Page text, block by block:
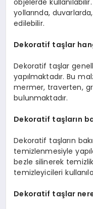
yollarında,
edilebilir.
Dekoratif taşlar
Dekoratif taşlar
yapılmaktadır. Bu
mermer, traverten,
bulunmaktadır.
Dekoratif taşların
Dekoratif taşların
temizlenmesiyle
bezle silinerek
temizleyicileri
Dekoratif taşlar